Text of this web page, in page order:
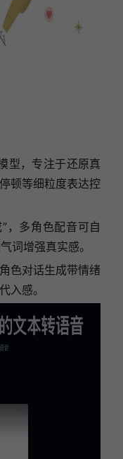
型，专注于还原真
顿等细粒度表达控
，多角色配音可自
词增强真实感。
色对话生成带情绪
入感。